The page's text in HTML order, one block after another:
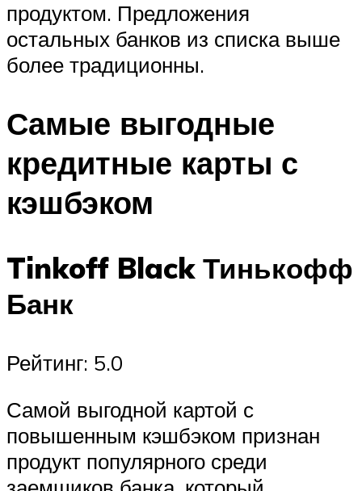
продуктом. Предложения
остальных банков из списка выше
более традиционны.
Самые выгодные
кредитные карты с
кэшбэком
Tinkoff Black Тинькофф
Банк
Рейтинг: 5.0
Самой выгодной картой с
повышенным кэшбэком признан
продукт популярного среди